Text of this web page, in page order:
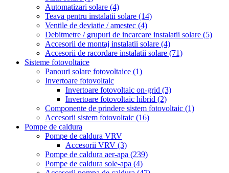
Automatizari solare (4)
Teava pentru instalatii solare (14)
Ventile de deviatie / amestec (4)
Debitmetre / grupuri de incarcare instalatii solare (5)
Accesorii de montaj instalatii solare (4)
Accesorii de racordare instalatii solare (71)
Sisteme fotovoltaice
Panouri solare fotovoltaice (1)
Invertoare fotovoltaic
Invertoare fotovoltaic on-grid (3)
Invertoare fotovoltaic hibrid (2)
Componente de prindere sistem fotovoltaic (1)
Accesorii sistem fotovoltaic (16)
Pompe de caldura
Pompe de caldura VRV
Accesorii VRV (3)
Pompe de caldura aer-apa (239)
Pompe de caldura sole-apa (4)